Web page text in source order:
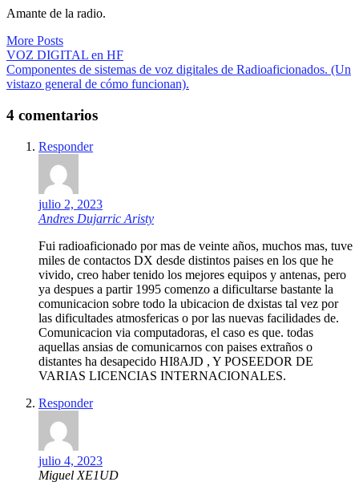
Amante de la radio.
More Posts
Navegación
de
VOZ DIGITAL en HF
Componentes de sistemas de voz digitales de Radioaficionados. (Un
vistazo general de cómo funcionan).
4 comentarios
Responder
julio 2, 2023
Andres Dujarric Aristy
Fui radioaficionado por mas de veinte años, muchos mas, tuve
miles de contactos DX desde distintos paises en los que he
vivido, creo haber tenido los mejores equipos y antenas, pero
ya despues a partir 1995 comenzo a dificultarse bastante la
comunicacion sobre todo la ubicacion de dxistas tal vez por
las dificultades atmosfericas o por las nuevas facilidades de.
Comunicacion via computadoras, el caso es que. todas
aquellas ansias de comunicarnos con paises extraños o
distantes ha desapecido HI8AJD , Y POSEEDOR DE
VARIAS LICENCIAS INTERNACIONALES.
Responder
julio 4, 2023
Miguel XE1UD